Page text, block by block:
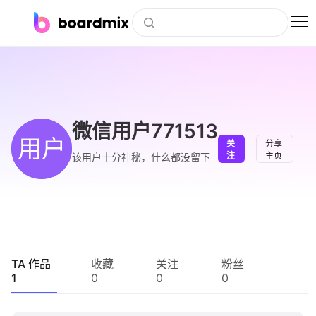
下载
会员
企业服务
用户
微信用户771513
该用户十分神秘，什么都没留下
关
注
分享
主页
TA 作品
1
收藏
0
关注
0
粉丝
0